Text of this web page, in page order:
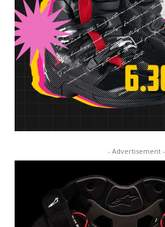
- Advertisement -